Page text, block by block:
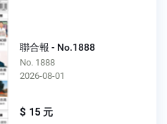
聯合報 - No.1888
No. 1888
2026-08-01
$ 15 元